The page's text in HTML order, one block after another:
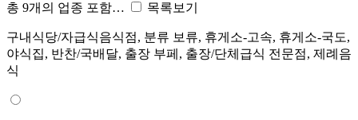
총 9개의 업종 포함…
목록보기
구내식당/자급식음식점, 분류 보류, 휴게소-고속, 휴게소-국도,
야식집, 반찬/국배달, 출장 부페, 출장/단체급식 전문점, 제례음
식